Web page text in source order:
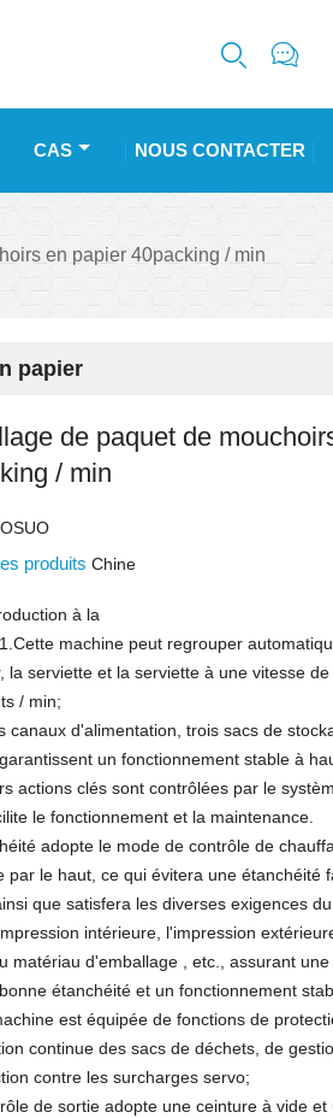
 
CAS NOUS CONTACTER
en papier 40packing / min
papier
de paquet de
/ min
produitsChine
à la
machine peut regrouper
la serviette et la serviette à une vitesse
/ min;
canaux d'alimentation, trois sacs de
un fonctionnement stable à
actions clés sont contrôlées par le
le fonctionnement et la maintenance.
adopte le mode de contrôle de
par le haut, ce qui évitera une étanchéité
que satisfera les diverses exigences
intérieure, l'impression
matériau d'emballage , etc., assurant
étanchéité et un fonctionnement
est équipée de fonctions de
continue des sacs de déchets, de
contre les surcharges servo;
de sortie adopte une ceinture à vide